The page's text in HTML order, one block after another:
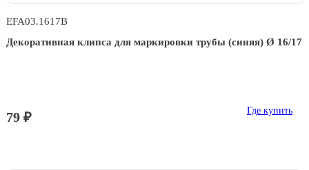
EFA03.1617B
Декоративная клипса для маркировки трубы (синяя) Ø 16/17
79 ₽ Где купить